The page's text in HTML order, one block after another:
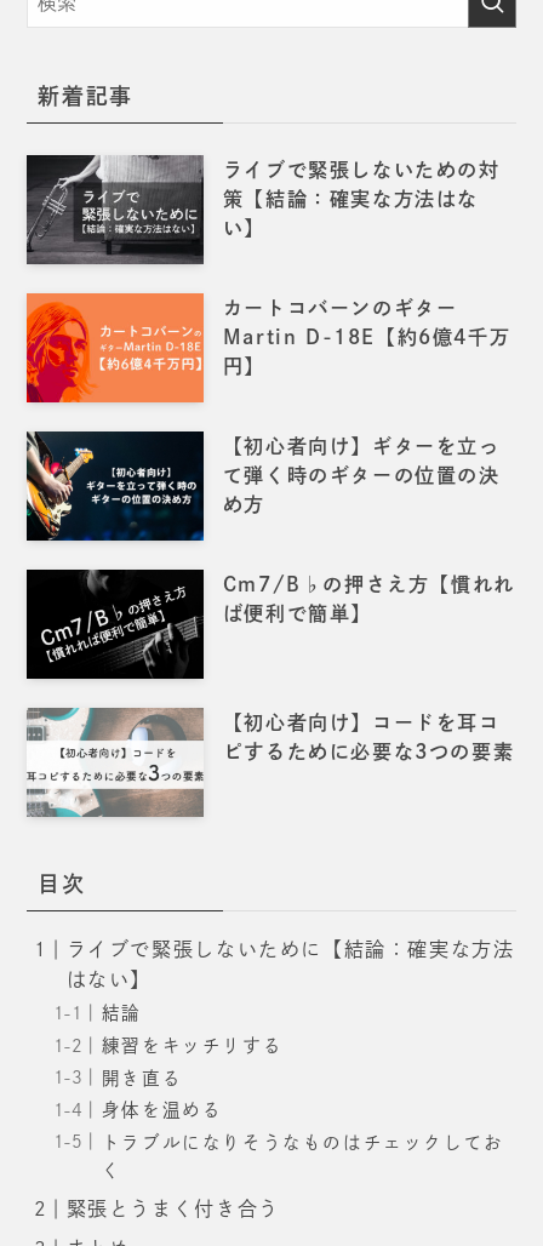
新着記事
ライブで緊張しないための対
策【結論：確実な方法はな
い】
カートコバーンのギター
Martin D-18E【約6億4千万
円】
【初心者向け】ギターを立っ
て弾く時のギターの位置の決
め方
Cm7/B♭の押さえ方【慣れれ
ば便利で簡単】
【初心者向け】コードを耳コ
ピするために必要な3つの要素
目次
ライブで緊張しないために【結論：確実な方法
はない】
結論
練習をキッチリする
開き直る
身体を温める
トラブルになりそうなものはチェックしてお
く
緊張とうまく付き合う